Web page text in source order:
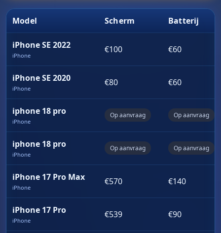
Model Scherm Batterij
iPhone SE 2022
iPhone
€100 €60
iPhone SE 2020
iPhone
€80 €60
iphone 18 pro
iPhone
Op aanvraag Op aanvraag
iphone 18 pro
iPhone
Op aanvraag Op aanvraag
iPhone 17 Pro Max
iPhone
€570 €140
iPhone 17 Pro
iPhone
€539 €90